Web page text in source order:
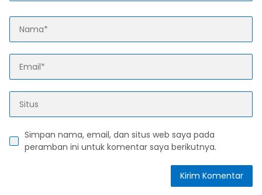
Simpan nama, email, dan situs web saya pada
peramban ini untuk komentar saya berikutnya.